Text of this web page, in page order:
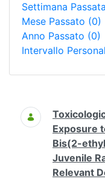
Settimana Passata
Mese Passato (0)
Anno Passato (0)
Intervallo
Ricerca
Exposure
Bis(2-
Juvenile
Relevant